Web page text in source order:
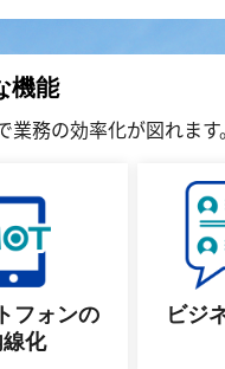
機能
業務の効率化が図れます。
フォンの
線化
ビジ